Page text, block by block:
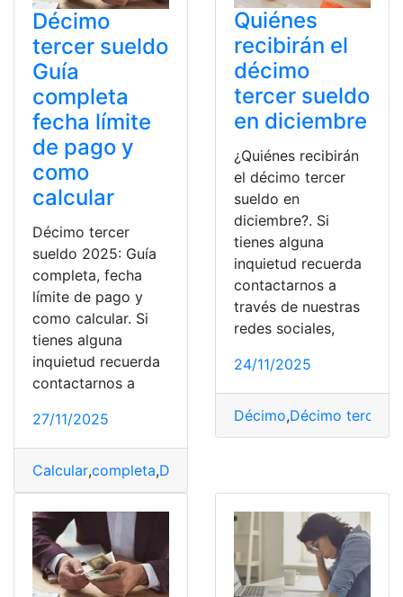
Décimo
tercer sueldo
Guía
completa
fecha límite
de pago y
como
calcular
Décimo tercer
sueldo 2025: Guía
completa, fecha
límite de pago y
como calcular. Si
tienes alguna
inquietud recuerda
contactarnos a
27/11/2025
Calcular,completa,Décimo
Quiénes
recibirán el
décimo
tercer sueldo
en diciembre
¿Quiénes recibirán
el décimo tercer
sueldo en
diciembre?. Si
tienes alguna
inquietud recuerda
contactarnos a
través de nuestras
redes sociales,
24/11/2025
Décimo,Décimo tercer